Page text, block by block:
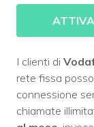
I clienti di
rete fissa
connessione
chiamate